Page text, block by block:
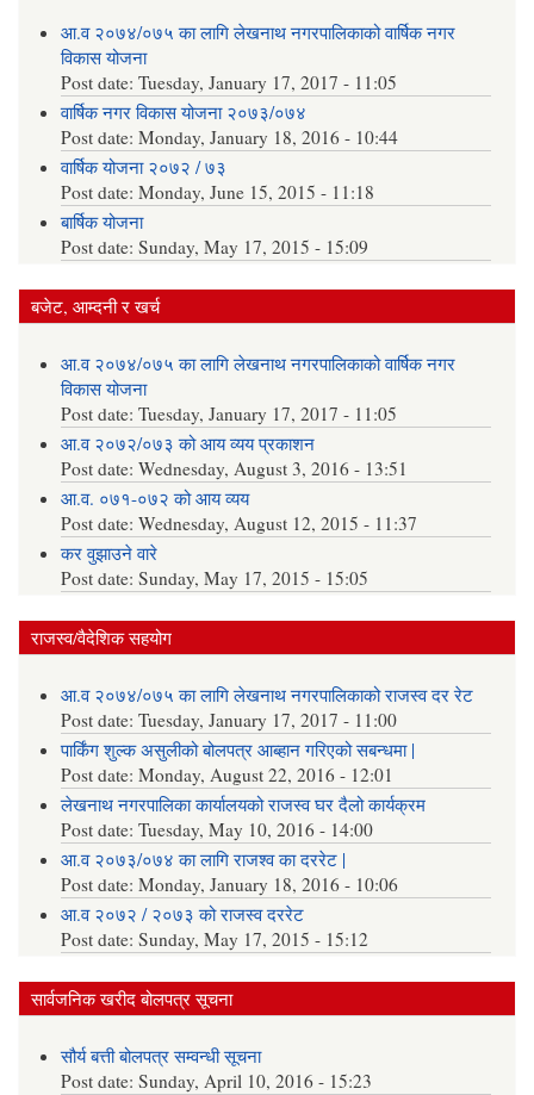
आ.व २०७४/०७५ का लागि लेखनाथ नगरपालिकाको वार्षिक नगर
विकास योजना
Post date:Tuesday, January 17, 2017 - 11:05
वार्षिक नगर विकास योजना २०७३/०७४
Post date:Monday, January 18, 2016 - 10:44
वार्षिक योजना २०७२ / ७३
Post date:Monday, June 15, 2015 - 11:18
बार्षिक योजना
Post date:Sunday, May 17, 2015 - 15:09
बजेट, आम्दनी र खर्च
आ.व २०७४/०७५ का लागि लेखनाथ नगरपालिकाको वार्षिक नगर
विकास योजना
Post date:Tuesday, January 17, 2017 - 11:05
आ.व २०७२/०७३ को आय व्यय प्रकाशन
Post date:Wednesday, August 3, 2016 - 13:51
आ.व. ०७१-०७२ को आय व्यय
Post date:Wednesday, August 12, 2015 - 11:37
कर वुझाउने वारे
Post date:Sunday, May 17, 2015 - 15:05
राजस्व/वैदेशिक सहयोग
आ.व २०७४/०७५ का लागि लेखनाथ नगरपालिकाको राजस्व दर रेट
Post date:Tuesday, January 17, 2017 - 11:00
पार्किंग शुल्क असुलीको बोलपत्र आब्हान गरिएको सबन्धमा |
Post date:Monday, August 22, 2016 - 12:01
लेखनाथ नगरपालिका कार्यालयको राजस्व घर दैलो कार्यक्रम
Post date:Tuesday, May 10, 2016 - 14:00
आ.व २०७३/०७४ का लागि राजश्व का दररेट |
Post date:Monday, January 18, 2016 - 10:06
आ.व २०७२ / २०७३ को राजस्व दररेट
Post date:Sunday, May 17, 2015 - 15:12
सार्वजनिक खरीद बोलपत्र सूचना
सौर्य बत्ती बोलपत्र सम्वन्धी सूचना
Post date:Sunday, April 10, 2016 - 15:23